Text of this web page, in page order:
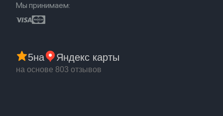
Мы принимаем:
5на Яндекс карты
на основе 803 отзывов